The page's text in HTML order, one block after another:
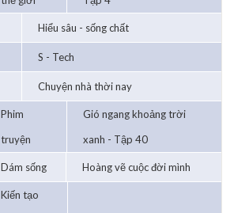
Hiểu sâu - sống chất
S - Tech
Chuyện nhà thời nay
Phim
truyện
Gió ngang khoảng trời
xanh - Tập 40
Dám sống Hoàng vẽ cuộc đời mình
Kiến tạo